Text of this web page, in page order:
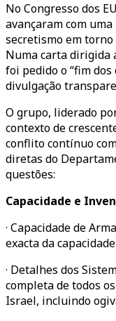
No Congresso dos
avançaram com
secretismo em torno
Numa carta dirigida
foi pedido o “fim
divulgação
O grupo, liderado
contexto de
conflito contínuo
diretas do
questões:
Capacidade e
· Capacidade de
exacta da
· Detalhes dos
completa de todos
Israel, incluindo